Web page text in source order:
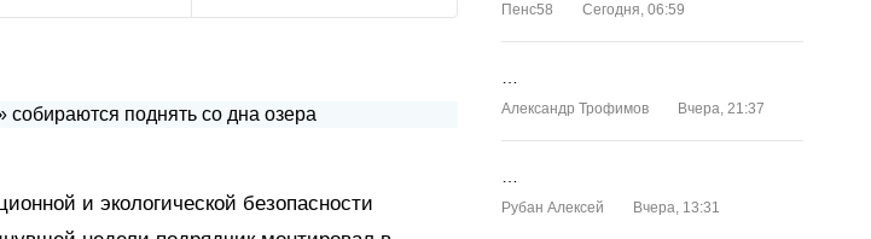
и экологической безопасности
Пенс58 Сегодня, 06:59
Александр Трофимов Вчера, 21:37
Рубан Алексей Вчера, 13:31